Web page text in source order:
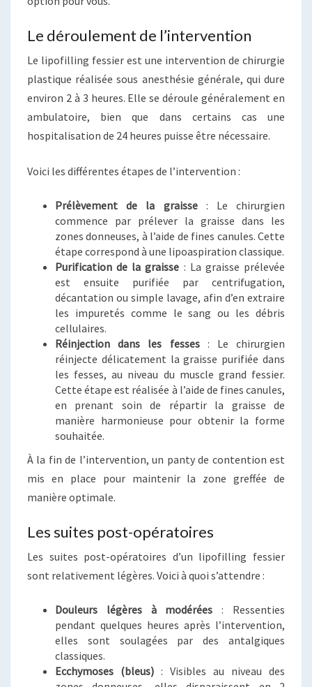
Le déroulement de l’intervention
Le lipofilling fessier est une intervention de chirurgie
plastique réalisée sous anesthésie générale, qui dure
environ 2 à 3 heures. Elle se déroule généralement en
ambulatoire, bien que dans certains cas une
hospitalisation de 24 heures puisse être nécessaire.
Voici les différentes étapes de l’intervention :
Prélèvement de la graisse: Le chirurgien
commence par prélever la graisse dans les
zones donneuses, à l’aide de fines canules. Cette
étape correspond à une lipoaspiration classique.
Purification de la graisse : La graisse prélevée
est ensuite purifiée par centrifugation,
décantation ou simple lavage, afin d’en extraire
les impuretés comme le sang ou les débris
cellulaires.
Réinjection dans les fesses: Le chirurgien
réinjecte délicatement la graisse purifiée dans
les fesses, au niveau du muscle grand fessier.
Cette étape est réalisée à l’aide de fines canules,
en prenant soin de répartir la graisse de
manière harmonieuse pour obtenir la forme
souhaitée.
À la fin de l’intervention, un panty de contention est
mis en place pour maintenir la zone greffée de
manière optimale.
Les suites post-opératoires
Les suites post-opératoires d’un lipofilling fessier
sont relativement légères. Voici à quoi s’attendre :
Douleurs légères à modérées : Ressenties
pendant quelques heures après l’intervention,
elles sont soulagées par des antalgiques
classiques.
Ecchymoses (bleus) : Visibles au niveau des